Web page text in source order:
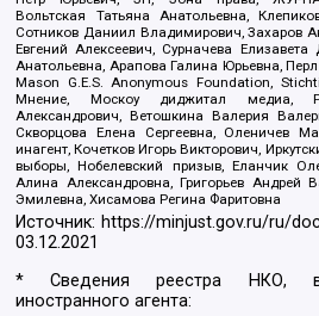
Вольтская Татьяна Анатольевна,
Сотников Даниил Владимирович, Захаров
Евгений Алексеевич, Сурначева
Анатольевна, Арапова Галина Юрьевна,
Mason G.E.S. Anonymous Foundation,
Мнение, Москоу диджитал медиа,
Александрович, Ветошкина Валерия
Скворцова Елена Сергеевна, Оленичев
инагент, Кочетков Игорь Викторович,
выборы, Нобелевский призыв, Еланчик
Алина Александровна, Григорьев Андрей
Эмилевна, Хисамова Регина Фаритовна
Источник: https://minjust.gov.ru/ru/
03.12.2021
* Сведения реестра НКО,
иностранного агента: